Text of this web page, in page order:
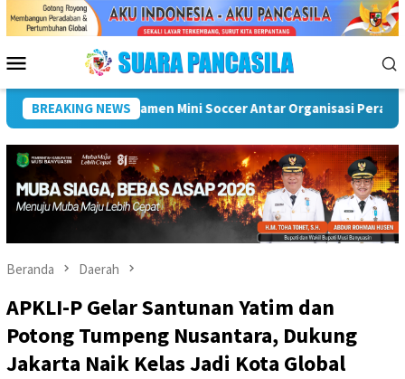
Menu
Mobile
BREAKING NEWS
(OPD) Musi Rawas Puncak Peringatan IPeKB Ke-19,
Beranda Daerah
APKLI-P Gelar Santunan Yatim dan
Potong Tumpeng Nusantara, Dukung
Jakarta Naik Kelas Jadi Kota Global